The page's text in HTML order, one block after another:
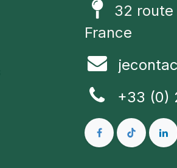
32 route
France
+33 (0)